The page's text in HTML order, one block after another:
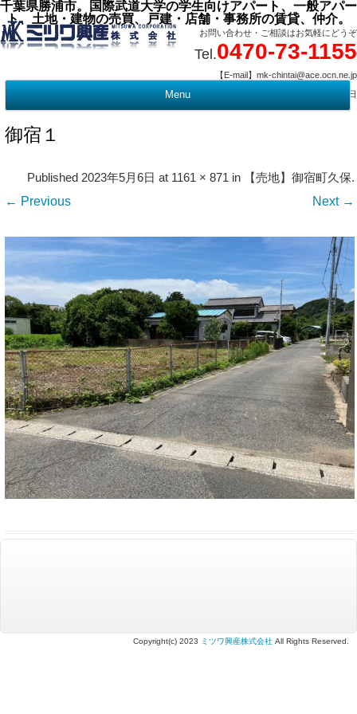
千葉県勝浦市。国際武道大学の学生向けアパート、一般アパー
ト、土地・建物の売買、戸建・店舗・事務所の賃貸、仲介。
お問い合わせ・ご相談はお気軽にどうぞ
Tel.0470-73-1155
【E-mail】mk-chintai@ace.ocn.ne.jp
【営業時間】09:00 ～ 17:15 【定 休 日】水曜・祭日
Menu
御宿１
Published2023年5月6日 at 1161 × 871 in 【売地】御宿町久保.
← Previous Next →
Copyright(c) 2023 ミツワ興産株式会社 All Rights Reserved.